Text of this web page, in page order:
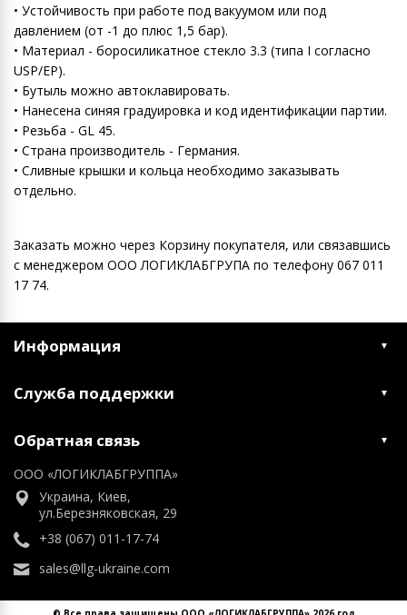
• Устойчивость при работе под вакуумом или под
давлением (от -1 до плюс 1,5 бар).
• Материал - боросиликатное стекло 3.3 (типа I согласно
USP/EP).
• Бутыль можно автоклавировать.
• Нанесена синяя градуировка и код идентификации партии.
• Резьба - GL 45.
• Страна производитель - Германия.
• Сливные крышки и кольца необходимо заказывать
отдельно.
Заказать можно через Корзину покупателя, или связавшись
с менеджером ООО ЛОГИКЛАБГРУПА по телефону 067 011
17 74.
Информация
Служба поддержки
Обратная связь
ООО «ЛОГИКЛАБГРУППА»
Украина, Киев,
ул.Березняковская, 29
+38 (067) 011-17-74
sales@llg-ukraine.com